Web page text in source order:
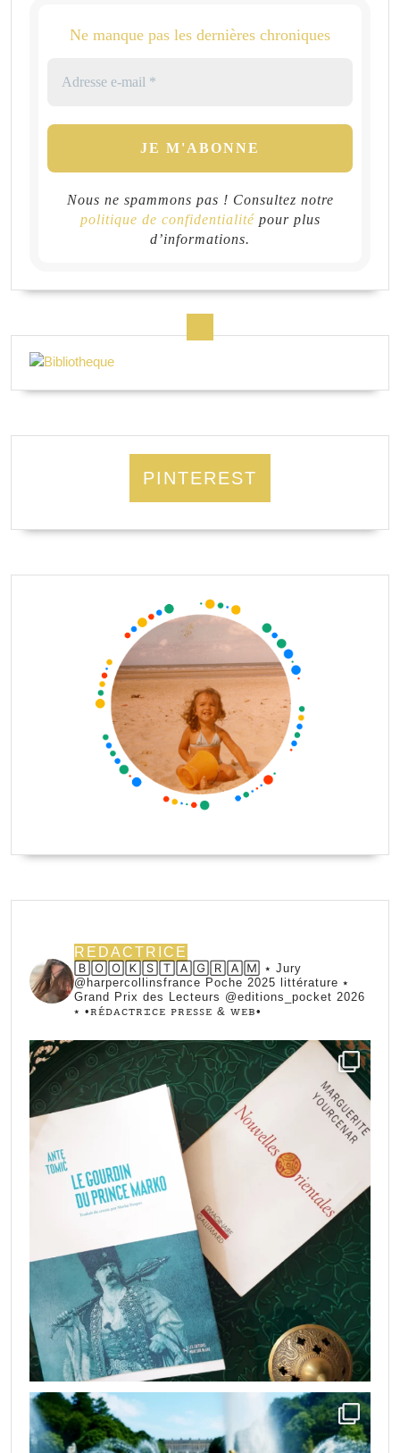
Ne manque pas les dernières chroniques
Nous ne spammons pas ! Consultez notre
politique de confidentialitépour plus
d’informations.
PINTEREST
REDACTRICE
🄱🄾🄾🄺🅂🅃🄰🄶🅁🄰🄼 ⭑ Jury
@harpercollinsfrance Poche 2025 littérature ⭑
Grand Prix des Lecteurs @editions_pocket 2026
⭑ •ꭱꭼ́ꭰꭺꮯꭲꭱꮖꮯꭼ ꮲꭱꭼꮪꮪꭼ & ꮃꭼᏼ•